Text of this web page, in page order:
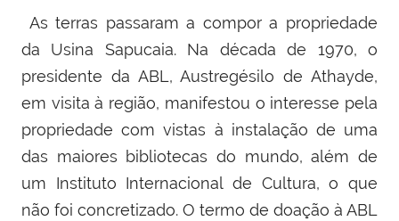
As terras passaram a compor a propriedade
da Usina Sapucaia. Na década de 1970, o
presidente da ABL, Austregésilo de Athayde,
em visita à região, manifestou o interesse pela
propriedade com vistas à instalação de uma
das maiores bibliotecas do mundo, além de
um Instituto Internacional de Cultura, o que
não foi concretizado. O termo de doação à ABL